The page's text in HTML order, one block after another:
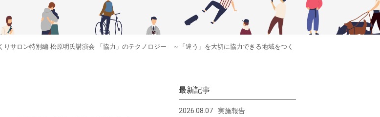
りサロン特別編 松原明氏講演会 「協力」のテクノロジー ～「違う」を大切に協力できる地域をつく
最新記事
2026.08.07
実施報告